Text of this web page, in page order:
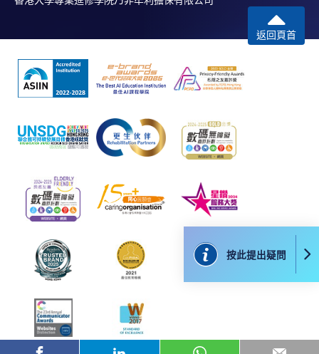
香港大學專業進修學院提供24小時線上服務，讓學生
透過網路報讀單一模組（課程以先到先得的方式報
讀）。申請人可使用繳費靈、VISA或萬事達卡線上繳
費。 請注意，24 小時線上註冊僅在每個模組開始前 1
寶、易辦事、Visa/萬事達卡或支票/銀行匯票支付，並
在任何HKUSPACE報名櫃檯填寫隨附的報名表（參考
編號：SF26-），付款人為“HKU SPACE”法學學士）。
(hkuspace.hku.hk/learning-centre, 中心專線: (852)
3761-1111)
郵寄
填妥的入學申請表（參考編號：SF26-LLB）可與適當
的課程費用一起提交，劃線支票/銀​​行匯票抬頭為“HKU
SPACE”至人文與法律學院，HKU SPACE，香港北角英
按此提出疑問
折
返回頁首